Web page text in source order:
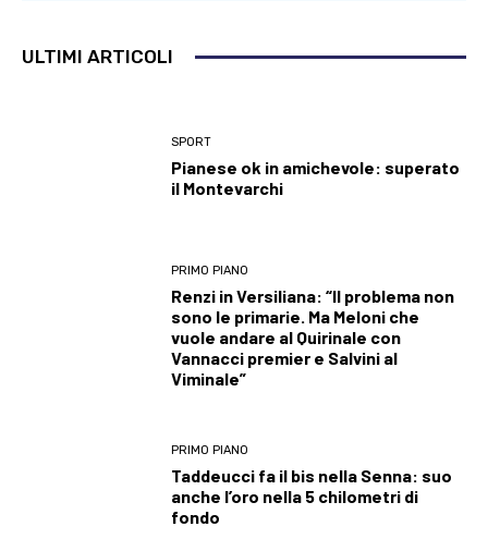
ULTIMI ARTICOLI
SPORT
Pianese ok in amichevole: superato
il Montevarchi
PRIMO PIANO
Renzi in Versiliana: “Il problema non
sono le primarie. Ma Meloni che
vuole andare al Quirinale con
Vannacci premier e Salvini al
Viminale”
PRIMO PIANO
Taddeucci fa il bis nella Senna: suo
anche l’oro nella 5 chilometri di
fondo